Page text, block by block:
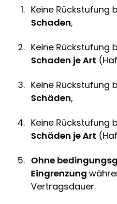
Keine Rückstufung
Schaden,
Keine Rückstufung
Schaden je Art
Keine Rückstufung
Schäden,
Keine Rückstufung
Schäden je Art
Ohne
Eingrenzung
Vertragsdauer.